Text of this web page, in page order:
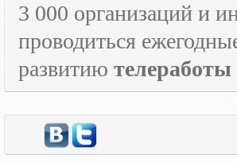
3 000 организаций и
проводиться
развитию телеработы